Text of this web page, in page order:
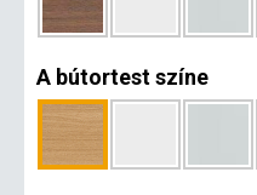
A bútortest színe